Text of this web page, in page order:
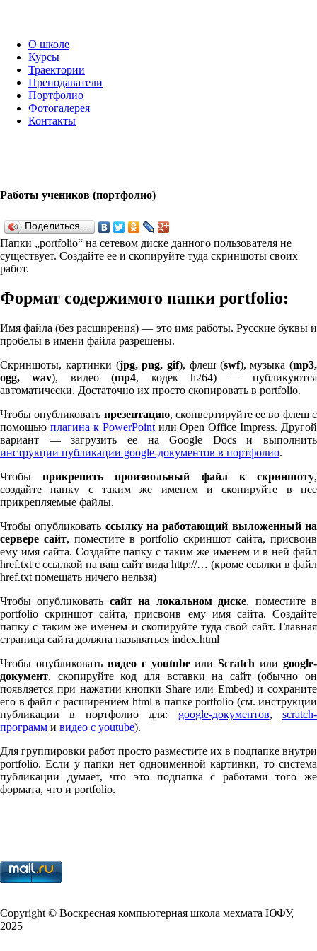
О школе
Курсы
Траектории
Преподаватели
Портфолио
Фотогалерея
Контакты
Работы учеников (портфолио)
Поделиться…
Папки „port­fo­lio“ на сетевом диске данного пользователя не
существует. Создайте ее и скопируйте туда скриншоты своих
работ.
Формат содержимого папки port­fo­lio:
Имя файла (без расширения) — это имя работы. Русские буквы и
пробелы в имени файла разрешены.
Скриншоты, картинки (jpg, png, gif), флеш (swf), музыка (mp3,
ogg, wav), видео (mp4, кодек h264) — публикуются
автоматически. Достаточно их просто скопировать в port­fo­lio.
Чтобы опубликовать презентацию, сконвертируйте ее во флеш с
помощью плагина к Pow­er­Pointили Open Office Impress. Другой
вариант — загрузить ее на Google Docs и выполнить
инструкции публикации google-документов в портфолио.
Чтобыприкрепить произвольный файл к скриншоту,
создайте папку с таким же именем и скопируйте в нее
прикрепляемые файлы.
Чтобы опубликовать ссылку на работающий выложенный на
сервере сайт, поместите в port­fo­lio скриншот сайта, присвоив
ему имя сайта. Создайте папку с таким же именем и в ней файл
href.txt с ссылкой на ваш сайт вида http://… (кроме ссылки в файл
href.txt помещать ничего нельзя)
Чтобы опубликовать сайт на локальном диске, поместите в
port­fo­lio скриншот сайта, присвоив ему имя сайта. Создайте
папку с таким же именем и скопируйте туда свой сайт. Главная
страница сайта должна называться index.html
Чтобы опубликовать видео с youtubeилиScratch или google-
документ, скопируйте код для вставки на сайт (обычно он
появляется при нажатии кнопки Share или Embed) и сохраните
его в файл с расширением html в папке port­fo­lio (см. инструкции
публикации в портфолио для: google-документов,scratch-
программ и видео с youtube).
Для группировки работ просто разместите их в подпапке внутри
port­fo­lio. Если у папки нет одноименной картинки, то система
публикации думает, что это подпапка с работами того же
формата, что и port­fo­lio.
Copy­right © Воскресная компьютерная школа мехмата ЮФУ,
2025